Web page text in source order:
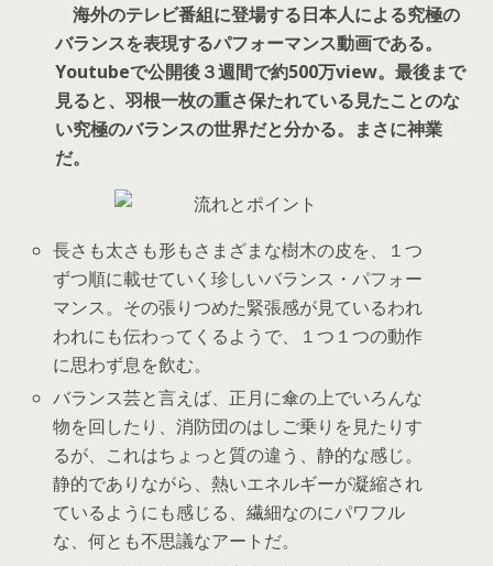
海外のテレビ番組に登場する日本人による究極の
バランスを表現するパフォーマンス動画である。
Youtubeで公開後３週間で約500万view。最後まで
見ると、羽根一枚の重さ保たれている見たことのな
い究極のバランスの世界だと分かる。まさに神業
だ。
長さも太さも形もさまざまな樹木の皮を、１つ
ずつ順に載せていく珍しいバランス・パフォー
マンス。その張りつめた緊張感が見ているわれ
われにも伝わってくるようで、１つ１つの動作
に思わず息を飲む。
バランス芸と言えば、正月に傘の上でいろんな
物を回したり、消防団のはしご乗りを見たりす
るが、これはちょっと質の違う、静的な感じ。
静的でありながら、熱いエネルギーが凝縮され
ているようにも感じる、繊細なのにパワフル
な、何とも不思議なアートだ。